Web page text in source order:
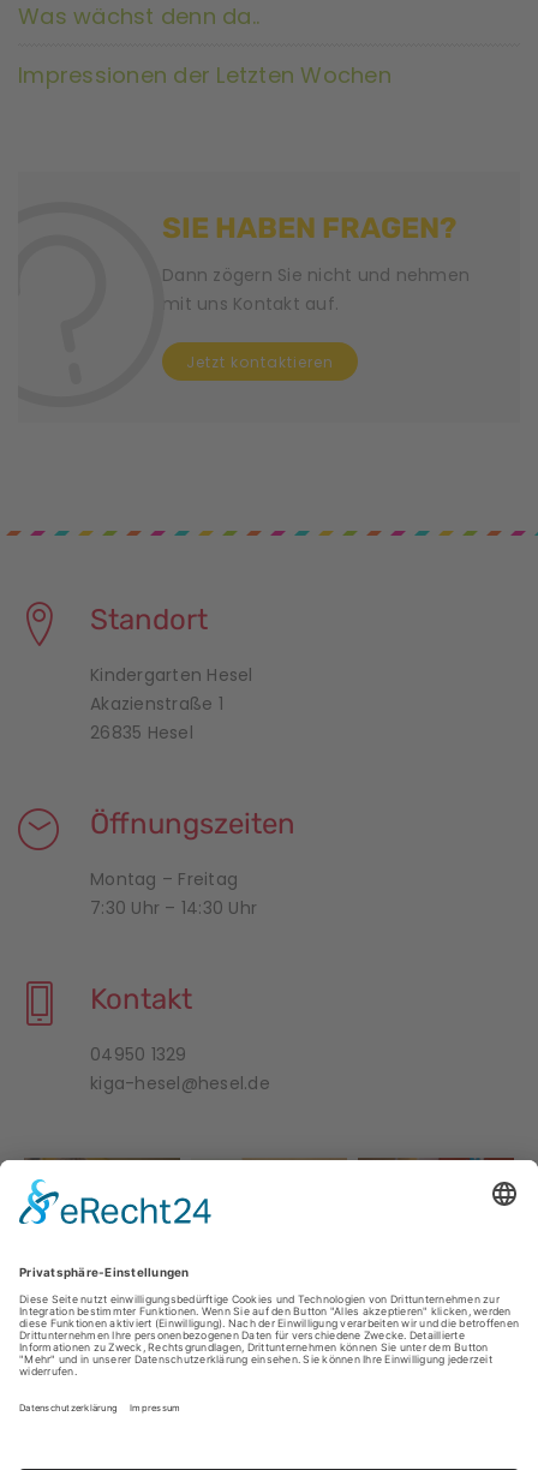
Was wächst denn da..
Impressionen der Letzten Wochen
SIE HABEN FRAGEN?
Dann zögern Sie nicht und nehmen
mit uns Kontakt auf.
Jetzt kontaktieren
Standort
Kindergarten Hesel
Akazienstraße 1
26835 Hesel
Öffnungszeiten
Montag – Freitag
7:30 Uhr – 14:30 Uhr
Kontakt
04950 1329
kiga-hesel@hesel.de